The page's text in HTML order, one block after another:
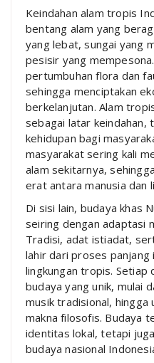
Keindahan alam tropis
bentang alam yang
yang lebat, sungai yang
pesisir yang
pertumbuhan flora dan
sehingga menciptakan
berkelanjutan. Alam
sebagai latar
kehidupan bagi
masyarakat sering kali
alam sekitarnya,
erat antara manusia dan
Di sisi lain, budaya khas
seiring dengan adaptasi
Tradisi, adat istiadat,
lahir dari proses panjang
lingkungan tropis. Setiap
budaya yang unik, mulai
musik tradisional,
makna filosofis. Budaya
identitas lokal, tetapi
budaya nasional